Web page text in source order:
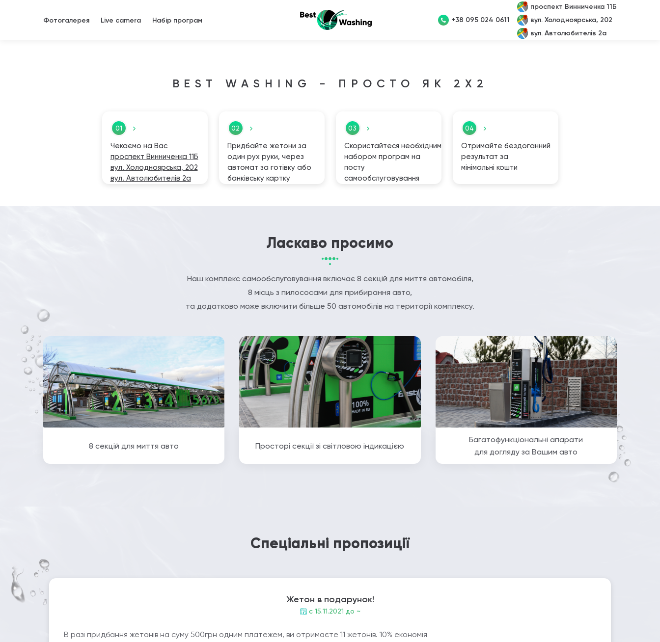
Фотогалерея Live camera Набір програм +38 095 024 0611
проспект Винниченка 11Б
вул. Холодноярська, 202
вул. Автолюбителів 2а
BEST WASHING - ПРОСТО ЯК 2Х2
01
Чекаємо на Вас
проспект Винниченка 11Б
вул. Холодноярська, 202
вул. Автолюбителів 2а
02
Придбайте жетони за
один рух руки, через
автомат за готівку або
банківську картку
03
Скористайтеся необхідним
набором програм на
посту
самообслуговування
04
Отримайте бездоганний
результат за
мінімальні кошти
Ласкаво просимо
Наш комплекс самообслуговування включає 8 секцій для миття автомобіля,
8 місць з пилососами для прибирання авто,
та додатково може включити більше 50 автомобілів на території комплексу.
8 секцій для миття авто Просторі секції зі світловою індикацією
Багатофункціональні апарати
для догляду за Вашим авто
Спеціальні пропозиції
c 15.11.2021 до ~
Жетон в подарунок!
В разі придбання жетонів на суму 500грн одним платежем, ви отримаєте 11 жетонів. 10% економія